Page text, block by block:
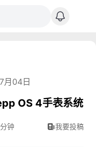
月04日
OS 4手表系统
钟 我要投稿